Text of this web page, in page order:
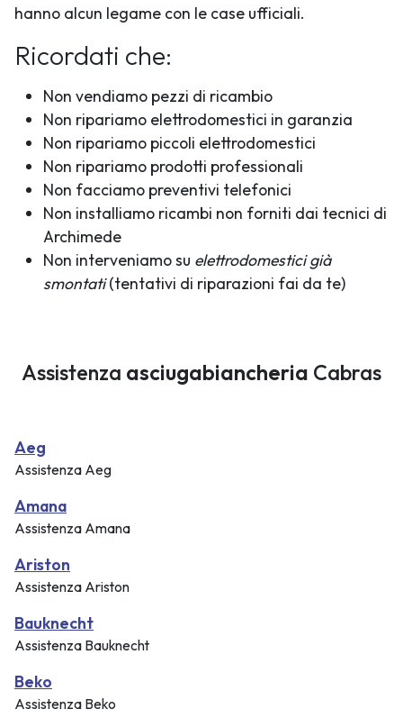
hanno alcun legame con le case ufficiali.
Ricordati che:
Non vendiamo pezzi di ricambio
Non ripariamo elettrodomestici in garanzia
Non ripariamo piccoli elettrodomestici
Non ripariamo prodotti professionali
Non facciamo preventivi telefonici
Non installiamo ricambi non forniti dai tecnici di
Archimede
Non interveniamo su elettrodomestici già
smontati(tentativi di riparazioni fai da te)
Assistenza asciugabiancheria Cabras
Aeg
Assistenza Aeg
Amana
Assistenza Amana
Ariston
Assistenza Ariston
Bauknecht
Assistenza Bauknecht
Beko
Assistenza Beko